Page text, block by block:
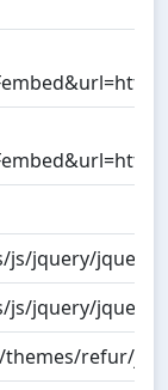
jquery/
jquery/jquery-
refur/js/